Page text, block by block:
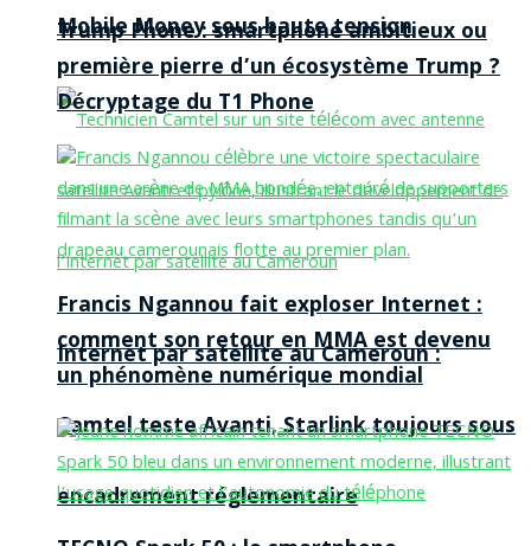
Mobile Money sous haute tension
Internet par satellite au Cameroun :
Camtel teste Avanti, Starlink toujours sous
encadrement réglementaire
Trump Phone : smartphone ambitieux ou
première pierre d’un écosystème Trump ?
Décryptage du T1 Phone
Francis Ngannou fait exploser Internet :
comment son retour en MMA est devenu
un phénomène numérique mondial